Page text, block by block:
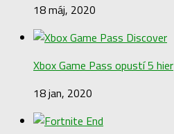
18 máj, 2020
Xbox Game Pass opustí 5 hier
18 jan, 2020